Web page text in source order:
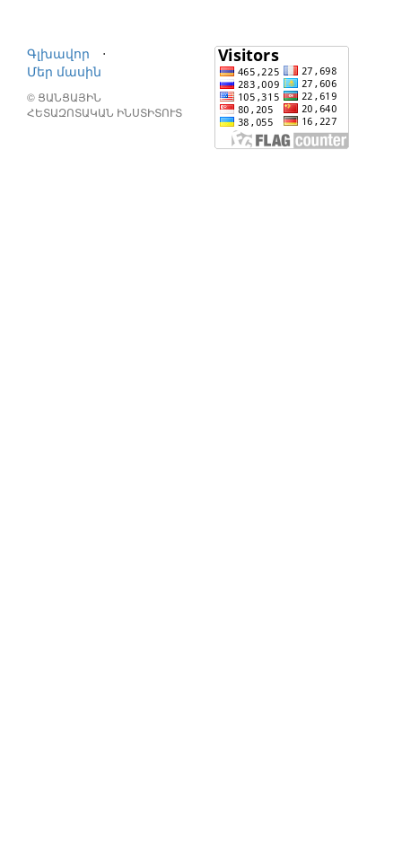
Գլխավոր
⋅
Մեր մասին
© ՑԱՆՑԱՅԻՆ
ՀԵՏԱԶՈՏԱԿԱՆ ԻՆՍՏԻՏՈՒՏ